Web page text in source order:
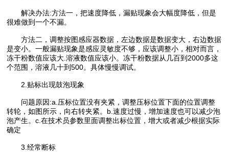
解决办法:方法一，把速度降低，漏贴现象会大幅度降低，但是
很难做到一个不漏。
方法二，调整按图感应器数据，左边数据是数据变大，右边数据
是变小。一般漏贴现象是感应灵敏度不够，应该调整小，相对而言，
冻干粉数值应该大.溶液数值应该小。冻干粉数据从几百到2000多这
个范围，溶液几十到500。具体慢慢调试。
2.贴标出现鼓泡现象
问题原因:a.压标位置没有夹紧，调整压标位置下面的位置调整
转轮，如图所示，向右转夹紧。b.速度过慢，增加速度也可以减少泡
泡产生。c.在技术员参数里面调整出标位置，增大或者减少根据实际
确定
3.经常断标